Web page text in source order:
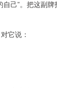
自己”。把这副
它说：